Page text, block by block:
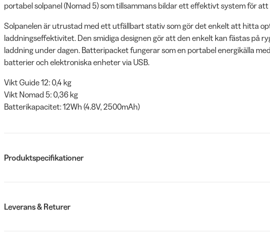
portabel solpanel (Nomad 5) som tillsammans bildar ett effektivt system för att
Solpanelen är utrustad med ett utfällbart stativ som gör det enkelt att hitta
laddningseffektivitet. Den smidiga designen gör att den enkelt kan fästas på
laddning under dagen. Batteripacket fungerar som en portabel energikälla
batterier och elektroniska enheter via USB.
Vikt Guide 12: 0,4 kg
Vikt Nomad 5: 0,36 kg
Batterikapacitet: 12Wh (4.8V, 2500mAh)
Produktspecifikationer
Leverans & Returer